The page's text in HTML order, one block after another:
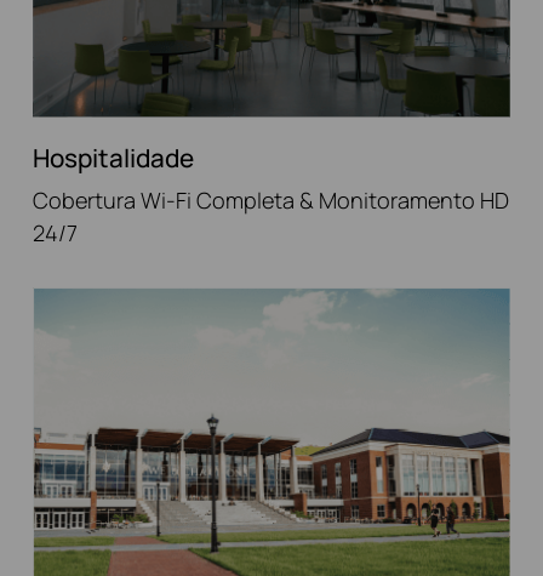
Hospitalidade
Cobertura Wi-Fi Completa & Monitoramento HD
24/7